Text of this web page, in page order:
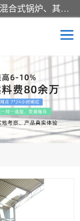
蒸汽锅炉：水管锅炉、火管锅炉、混合式锅炉、其他蒸汽锅炉； 热水锅炉：家用型集中供暖用热水锅炉、其他热水锅炉； 有机热载体锅炉； 船用蒸汽锅炉； （锅炉用辅助设备及装置）蒸汽冷凝器：表面冷凝器、混合式冷凝器、空冷式冷凝器、其他蒸汽冷凝器； 锅炉用辅助设备：节热器、蒸汽收集器、蓄能器、烟垢清除器、气体回收器、泥渣刮除器、空气预热器、其他锅炉用辅助设备；